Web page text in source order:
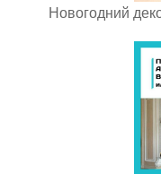
Новогодний